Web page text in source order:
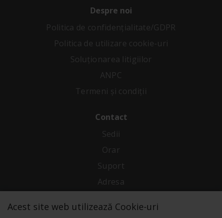
Despre noi
Politica de confidenţialitate/GDPR
Politica de utilizare cookie-uri
Soluționarea litigiilor
ANPC
Termeni și condiții
Contact
Sedii
Orar
Suport
Adresa
Conecteaza-te cu noi
Acest site web utilizează Cookie-uri